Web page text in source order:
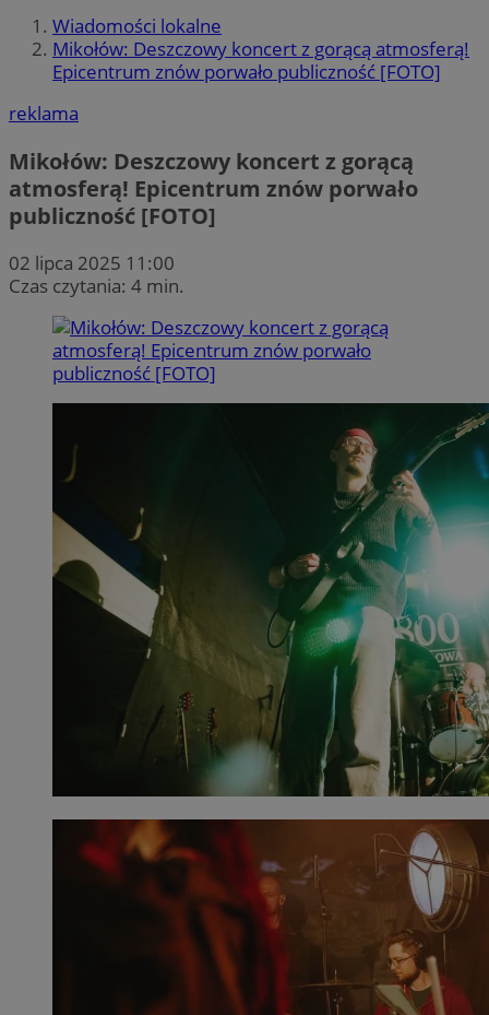
Wiadomości lokalne
Mikołów: Deszczowy koncert z gorącą atmosferą!
Epicentrum znów porwało publiczność [FOTO]
reklama
Mikołów: Deszczowy koncert z gorącą
atmosferą! Epicentrum znów porwało
publiczność [FOTO]
02 lipca 2025 11:00
Czas czytania: 4 min.